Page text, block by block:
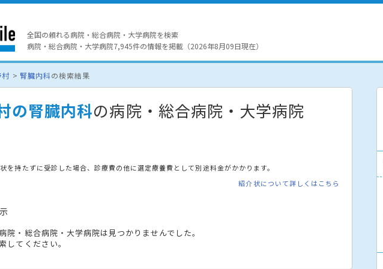
全国の頼れる病院・総合病院・大学病院を検索
病院・総合病院・大学病院7,945件の情報を掲載（2026年8月09日現在）
腎臓内科の検索結果
の腎臓内科の病院・総合病院・大学病院
を持たずに受診した場合、診療費の他に選定療養費として別途料金がかかります。
紹介状について詳しくはこちら
院・総合病院・大学病院は見つかりませんでした。
してください。